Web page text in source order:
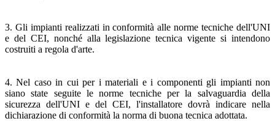
3. Gli impianti realizzati in conformità alle norme tecniche dell'UNI
e del CEI, nonché alla legislazione tecnica vigente si intendono
costruiti a regola d'arte.
4. Nel caso in cui per i materiali e i componenti gli impianti non
siano state seguite le norme tecniche per la salvaguardia della
sicurezza dell'UNI e del CEI, l'installatore dovrà indicare nella
dichiarazione di conformità la norma di buona tecnica adottata.